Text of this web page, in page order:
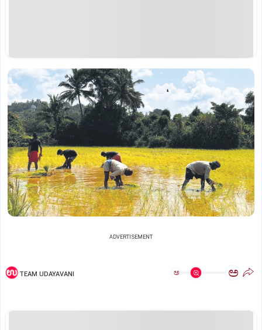
ADVERTISEMENT
TEAM UDAYAVANI ಅ ಅ